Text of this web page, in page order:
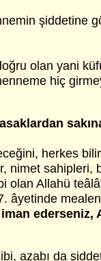
şiddetine
olan yani
hiç
herkes
nimet sahipleri,
olan Allahü
âyetinde
ederseniz,
azabı da